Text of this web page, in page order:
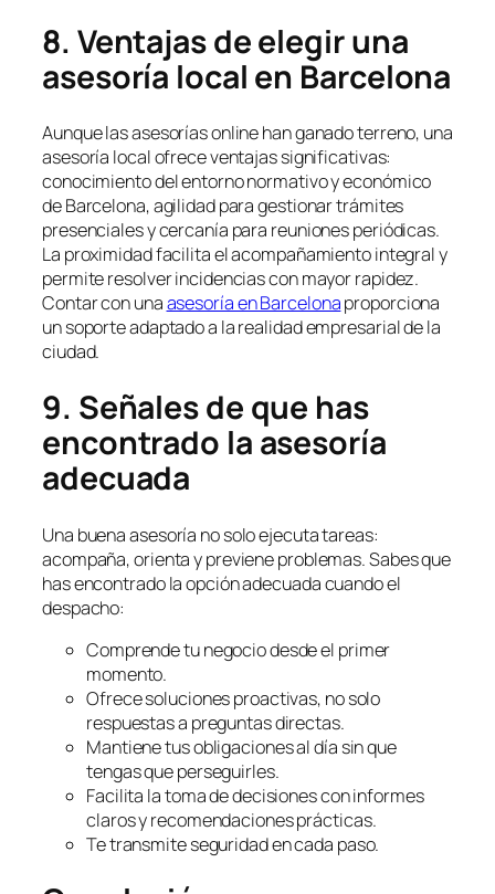
8. Ventajas de elegir una
asesoría local en Barcelona
Aunque las asesorías online han ganado terreno, una
asesoría local ofrece ventajas significativas:
conocimiento del entorno normativo y económico
de Barcelona, agilidad para gestionar trámites
presenciales y cercanía para reuniones periódicas.
La proximidad facilita el acompañamiento integral y
permite resolver incidencias con mayor rapidez.
Contar con unaasesoría en Barcelonaproporciona
un soporte adaptado a la realidad empresarial de la
ciudad.
9. Señales de que has
encontrado la asesoría
adecuada
Una buena asesoría no solo ejecuta tareas:
acompaña, orienta y previene problemas. Sabes que
has encontrado la opción adecuada cuando el
despacho:
Comprende tu negocio desde el primer
momento.
Ofrece soluciones proactivas, no solo
respuestas a preguntas directas.
Mantiene tus obligaciones al día sin que
tengas que perseguirles.
Facilita la toma de decisiones con informes
claros y recomendaciones prácticas.
Te transmite seguridad en cada paso.